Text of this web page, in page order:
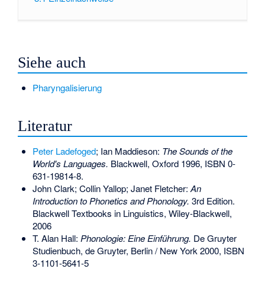
Siehe auch
Pharyngalisierung
Literatur
Peter Ladefoged; Ian Maddieson: The Sounds of the
World's Languages. Blackwell, Oxford 1996, ISBN 0-
631-19814-8.
John Clark; Collin Yallop; Janet Fletcher: An
Introduction to Phonetics and Phonology. 3rd Edition.
Blackwell Textbooks in Linguistics, Wiley-Blackwell,
2006
T. Alan Hall: Phonologie: Eine Einführung. De Gruyter
Studienbuch, de Gruyter, Berlin / New York 2000, ISBN
3-1101-5641-5